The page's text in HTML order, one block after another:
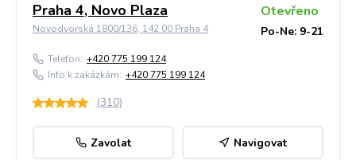
Praha 4, Novo Plaza
Novodvorská 1800/136, 142 00 Praha 4
Otevřeno
Po-Ne: 9-21
Telefon: +420 775 199 124
Info k zakázkám: +420 775 199 124
(310)
Zavolat Navigovat